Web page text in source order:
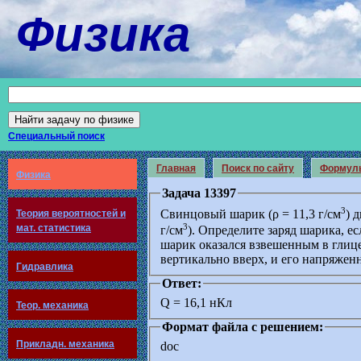
Физика
Специальный поиск
Физика
Теория вероятностей и
мат. статистика
Гидравлика
Теор. механика
Прикладн. механика
Главная Поиск по сайту
Задача 13397
Свинцовый шарик (ρ = 11,3 г/см3)
г/см3). Определите заряд шарика,
шарик оказался взвешенным в
вертикально вверх, и его
Ответ:
Q = 16,1 нКл
Формат файла с решением:
doc